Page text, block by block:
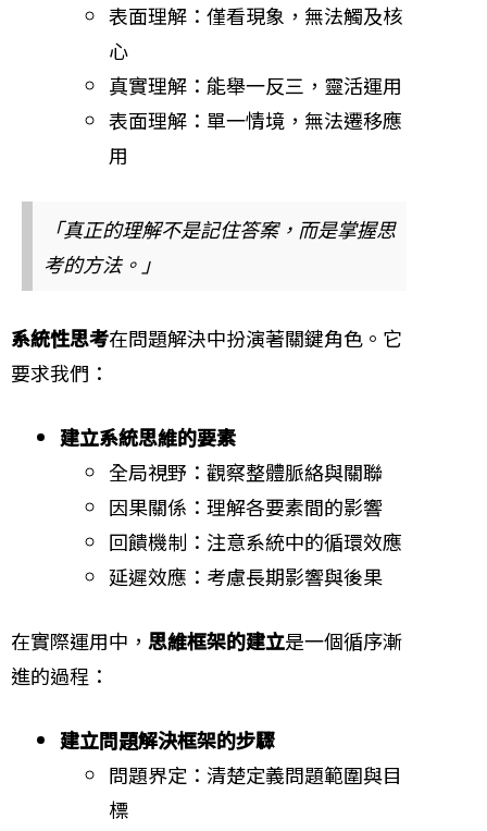
表面理解：僅看現象，無法觸及核
心
真實理解：能舉一反三，靈活運用
表面理解：單一情境，無法遷移應
用
「真正的理解不是記住答案，而是掌握思
考的方法。」
系統性思考在問題解決中扮演著關鍵角色。它
要求我們：
建立系統思維的要素
全局視野：觀察整體脈絡與關聯
因果關係：理解各要素間的影響
回饋機制：注意系統中的循環效應
延遲效應：考慮長期影響與後果
在實際運用中， 思維框架的建立是一個循序漸
進的過程：
建立問題解決框架的步驟
問題界定：清楚定義問題範圍與目
標